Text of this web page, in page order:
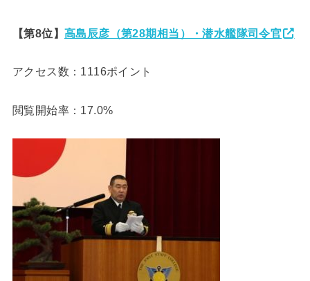
【第8位】 高島辰彦（第28期相当）・潜水艦隊司令官
アクセス数：1116ポイント
閲覧開始率：17.0%